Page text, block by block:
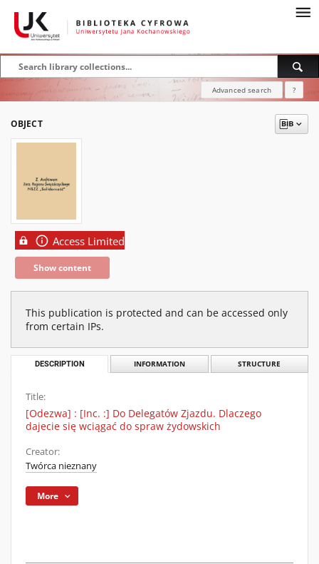
Advanced search ?
OBJECT
Access Limited
Show content
This publication is protected and can be accessed only
from certain IPs.
DESCRIPTION INFORMATION STRUCTURE
Title:
[Odezwa] : [Inc. :] Do Delegatów Zjazdu. Dlaczego
dajecie się wciągać do spraw żydowskich
Creator:
Twórca nieznany
More